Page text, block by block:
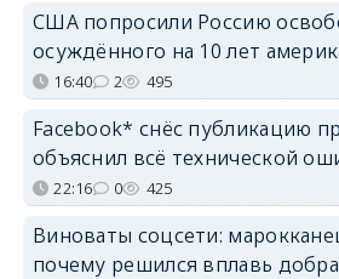
США попросили Россию
осуждённого на 10 лет
16:40 2 495
Facebook* снёс публикацию
объяснил всё технической
22:16 0 425
Виноваты соцсети:
почему решился вплавь